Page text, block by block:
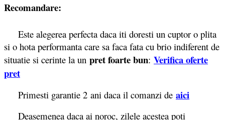
Recomandare:
Este alegerea perfecta daca iti doresti un cuptor o plita
si o hota performanta care sa faca fata cu brio indiferent de
situatie si cerinte la un pret foarte bun: Verifica oferte
pret
Primesti garantie 2 ani daca il comanzi de aici
Deasemenea daca ai noroc, zilele acestea poti